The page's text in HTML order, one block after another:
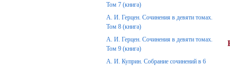
Том 7 (книга)
А. И. Герцен. Сочинения в девяти томах.
Том 8 (книга)
А. И. Герцен. Сочинения в девяти томах.
Том 9 (книга)
А. И. Куприн. Собрание сочинений в 6